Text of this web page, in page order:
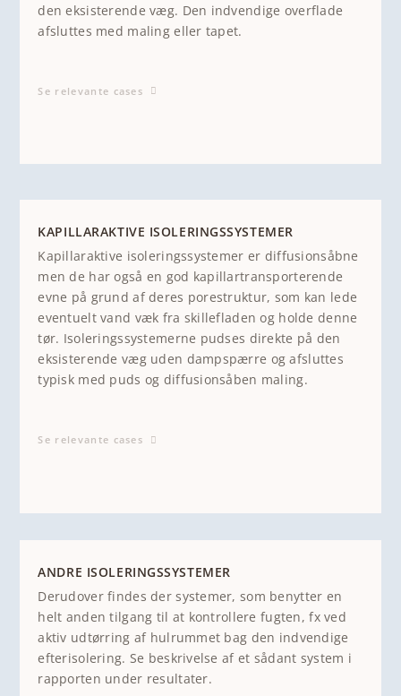
KAPILLARAKTIVE ISOLERINGSSYSTEMER
Kapillaraktive isoleringssystemer er diffusionsåbne
men de har også en god kapillartransporterende
evne på grund af deres porestruktur, som kan lede
eventuelt vand væk fra skillefladen og holde denne
tør. Isoleringssystemerne pudses direkte på den
eksisterende væg uden dampspærre og afsluttes
typisk med puds og diffusionsåben maling.
Se relevante cases
den eksisterende væg. Den indvendige overflade
afsluttes med maling eller tapet.
Se relevante cases
ANDRE ISOLERINGSSYSTEMER
Derudover findes der systemer, som benytter en
helt anden tilgang til at kontrollere fugten, fx ved
aktiv udtørring af hulrummet bag den indvendige
efterisolering. Se beskrivelse af et sådant system i
rapporten under resultater.